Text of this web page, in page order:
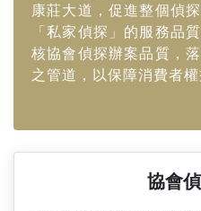
康莊大道，促進整個偵
「私家偵探」的服務品
核協會偵探辦案品質，
之管道，以保障消費者權
協會